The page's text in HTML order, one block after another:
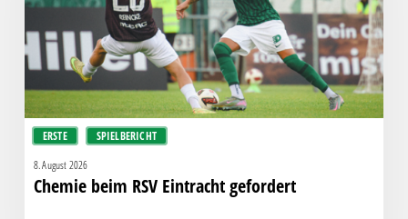
ERSTE SPIELBERICHT
8. August 2026
Chemie beim RSV Eintracht gefordert